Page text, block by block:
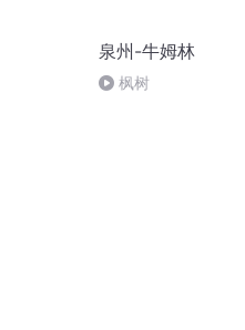
泉州-牛姆林
枫树